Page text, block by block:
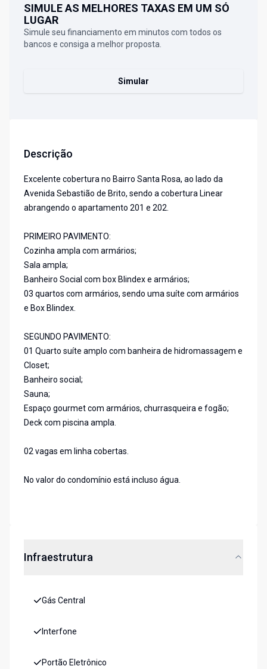
SIMULE AS MELHORES TAXAS EM UM SÓ
LUGAR
Simule seu financiamento em minutos com todos os
bancos e consiga a melhor proposta.
Simular
Descrição
Excelente cobertura no Bairro Santa Rosa, ao lado da
Avenida Sebastião de Brito, sendo a cobertura Linear
abrangendo o apartamento 201 e 202.
PRIMEIRO PAVIMENTO:
Cozinha ampla com armários;
Sala ampla;
Banheiro Social com box Blindex e armários;
03 quartos com armários, sendo uma suíte com armários
e Box Blindex.
SEGUNDO PAVIMENTO:
01 Quarto suíte amplo com banheira de hidromassagem e
Closet;
Banheiro social;
Sauna;
Espaço gourmet com armários, churrasqueira e fogão;
Deck com piscina ampla.
02 vagas em linha cobertas.
No valor do condomínio está incluso água.
Infraestrutura
Gás Central
Interfone
Portão Eletrônico